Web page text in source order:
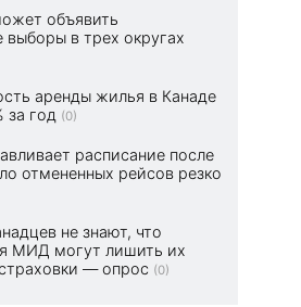
объявить
выборы в трех округах
аренды жилья в Канаде
за год (0)
расписание после
отмененных рейсов резко
не знают, что
МИД могут лишить их
— опрос (0)